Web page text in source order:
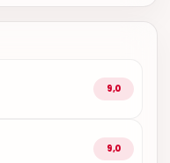
9,0
9,0